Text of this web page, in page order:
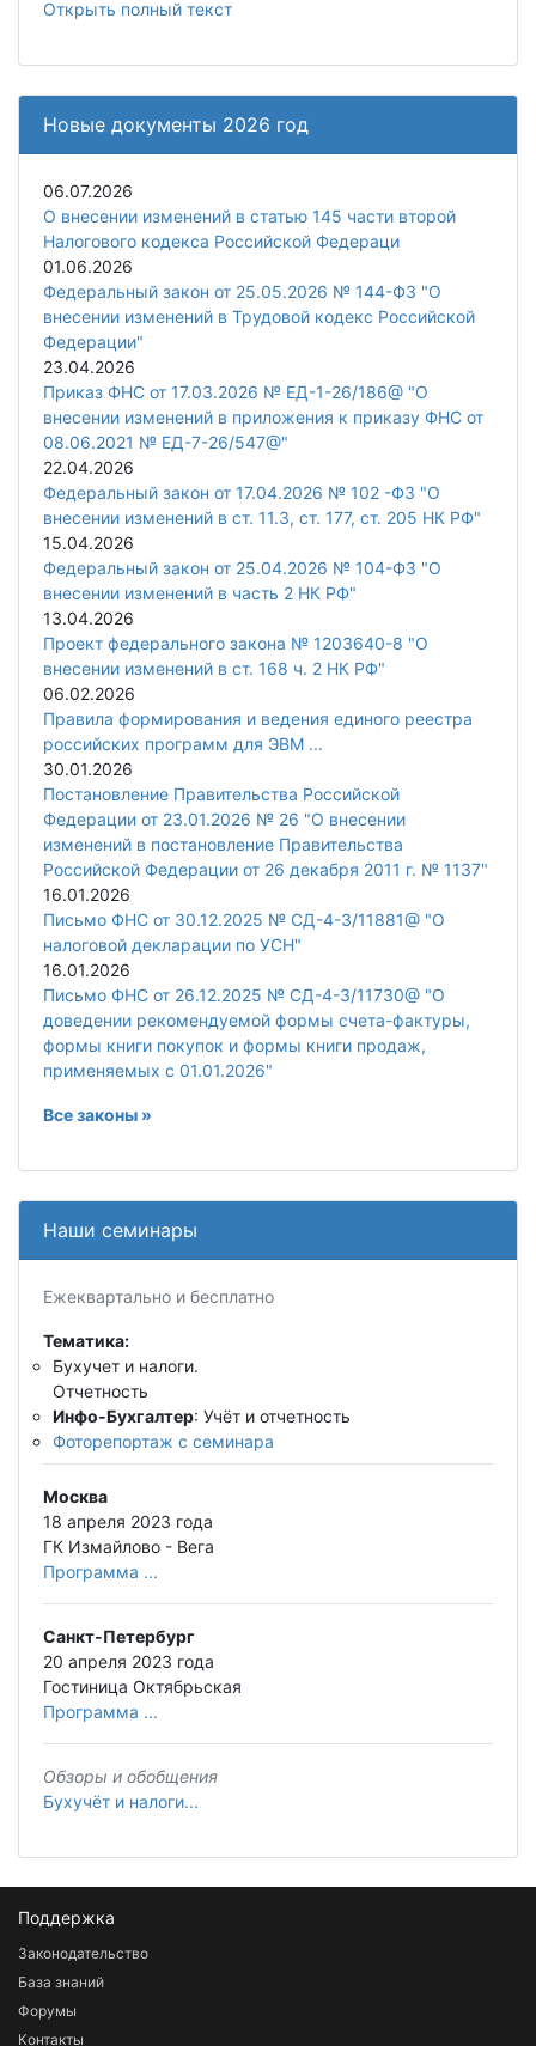
Открыть полный текст
Новые документы 2026 год
06.07.2026
О внесении изменений в статью 145 части второй
Налогового кодекса Российской Федераци
01.06.2026
Федеральный закон от 25.05.2026 № 144-ФЗ "О
внесении изменений в Трудовой кодекс Российской
Федерации"
23.04.2026
Приказ ФНС от 17.03.2026 № ЕД-1-26/186@ "О
внесении изменений в приложения к приказу ФНС от
08.06.2021 № ЕД-7-26/547@"
22.04.2026
Федеральный закон от 17.04.2026 № 102 -ФЗ "О
внесении изменений в ст. 11.3, ст. 177, ст. 205 НК РФ"
15.04.2026
Федеральный закон от 25.04.2026 № 104-ФЗ "О
внесении изменений в часть 2 НК РФ"
13.04.2026
Проект федерального закона № 1203640-8 "О
внесении изменений в ст. 168 ч. 2 НК РФ"
06.02.2026
Правила формирования и ведения единого реестра
российских программ для ЭВМ ...
30.01.2026
Постановление Правительства Российской
Федерации от 23.01.2026 № 26 "О внесении
изменений в постановление Правительства
Российской Федерации от 26 декабря 2011 г. № 1137"
16.01.2026
Письмо ФНС от 30.12.2025 № СД-4-3/11881@ "О
налоговой декларации по УСН"
16.01.2026
Письмо ФНС от 26.12.2025 № СД-4-3/11730@ "О
доведении рекомендуемой формы счета-фактуры,
формы книги покупок и формы книги продаж,
применяемых с 01.01.2026"
Все законы »
Наши семинары
Ежеквартально и бесплатно
Тематика:
Бухучет и налоги.
Отчетность
Инфо-Бухгалтер: Учёт и отчетность
Фоторепортаж с семинара
Москва
18 апреля 2023 года
ГК Измайлово - Вега
Программа ...
Санкт-Петербург
20 апреля 2023 года
Гостиница Октябрьская
Программа ...
Обзоры и обобщения
Бухучёт и налоги...
Поддержка
Законодательство
База знаний
Форумы
Контакты